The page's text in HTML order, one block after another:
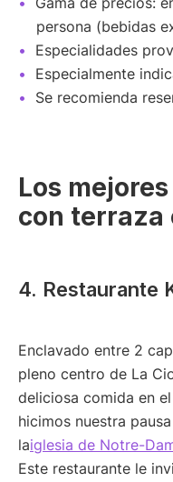
persona (bebidas
Especialidades
Especialmente
Se recomienda
Los
con terraza
4. Restaurante
Enclavado entre 2
pleno centro de La
deliciosa comida en
hicimos nuestra
laiglesia de Notre-
Este restaurante le